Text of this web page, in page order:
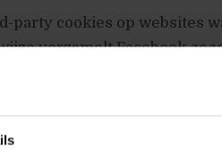
party cookies op websites
verzamelt Facebook